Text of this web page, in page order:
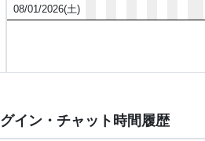
08/01/2026(土)
イン・チャット時間履歴